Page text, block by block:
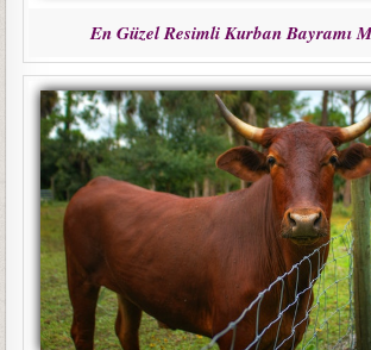
En Güzel Resimli Kurban Bayramı